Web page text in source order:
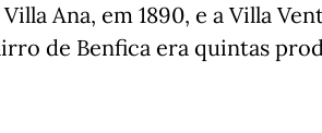
Ana, em 1890, e a Villa
de Benfica era quintas